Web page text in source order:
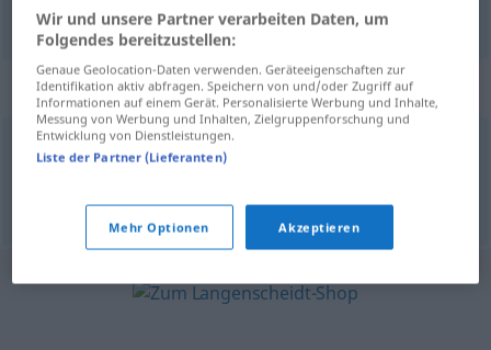
Synonyme für "Ausflug"
Spritztour,Spritzfahrt,Tour
© OpenThesaurus.de
Wir und unsere Partner verarbeiten Daten, um
Folgendes bereitzustellen:
Genaue Geolocation-Daten verwenden. Geräteeigenschaften zur
Identifikation aktiv abfragen. Speichern von und/oder Zugriff auf
Informationen auf einem Gerät. Personalisierte Werbung und Inhalte,
Messung von Werbung und Inhalten, Zielgruppenforschung und
Entwicklung von Dienstleistungen.
Liste der Partner (Lieferanten)
Mehr Optionen Akzeptieren